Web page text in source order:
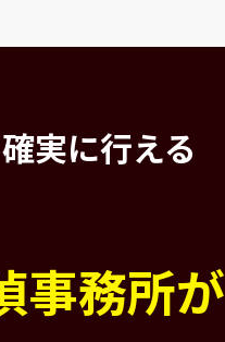
確実に行える
事務所が